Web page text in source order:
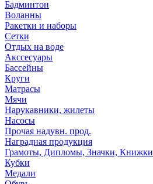
Бадминтон
Воланны
Ракетки и наборы
Сетки
Отдых на воде
Акссесуары
Бассейны
Круги
Матрасы
Мячи
Нарукавники, жилеты
Насосы
Прочая надувн. прод.
Наградная продукция
Грамоты, Дипломы, Значки, Книжки
Кубки
Медали